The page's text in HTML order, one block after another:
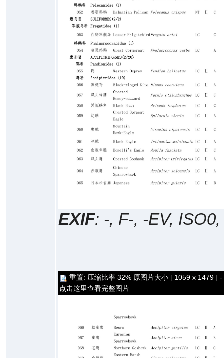
EXIF: -, F-, -EV,
重置: 压缩比率 32% 原图片大小 [ 1059 x 1479 ] -
点击这里查看完整图片